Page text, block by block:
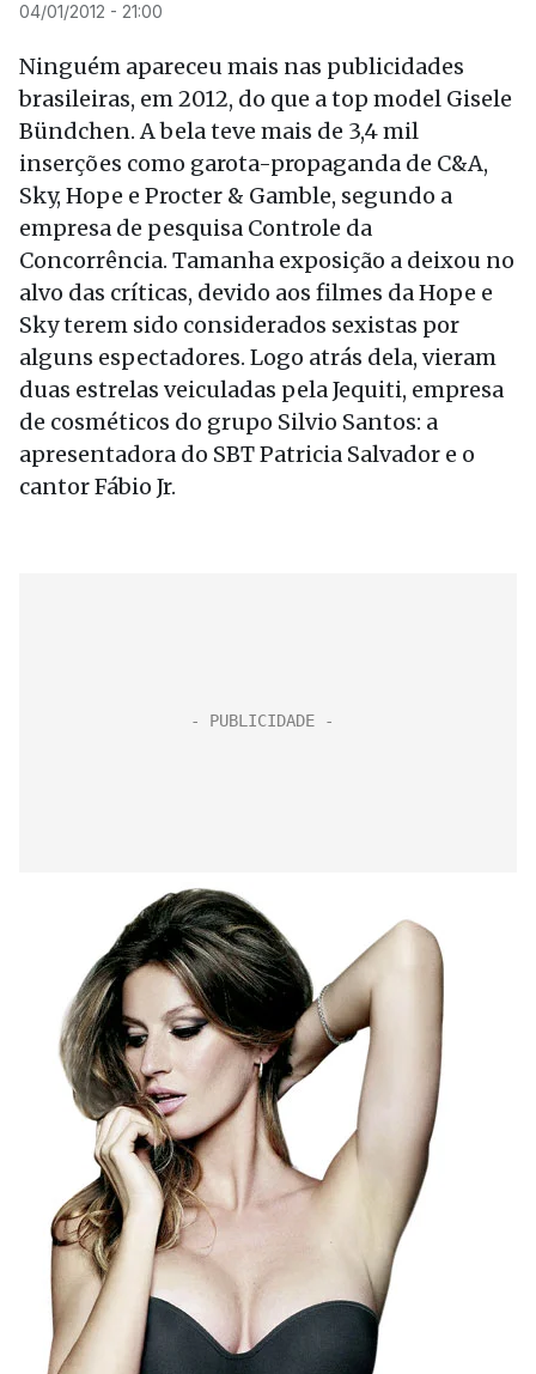
04/01/2012 - 21:00
Ninguém apareceu mais nas publicidades
brasileiras, em 2012, do que a top model Gisele
Bündchen. A bela teve mais de 3,4 mil
inserções como garota-propaganda de C&A,
Sky, Hope e Procter & Gamble, segundo a
empresa de pesquisa Controle da
Concorrência. Tamanha exposição a deixou no
alvo das críticas, devido aos filmes da Hope e
Sky terem sido considerados sexistas por
alguns espectadores. Logo atrás dela, vieram
duas estrelas veiculadas pela Jequiti, empresa
de cosméticos do grupo Silvio Santos: a
apresentadora do SBT Patricia Salvador e o
cantor Fábio Jr.